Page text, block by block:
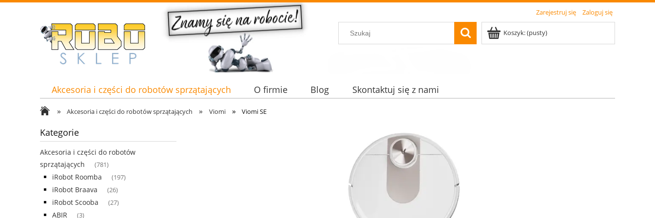
Zarejestruj się Zaloguj się
Koszyk:(pusty)
Akcesoria i części do robotów sprzątających O firmie Blog Skontaktuj się z nami
» Akcesoria i części do robotów sprzątających » Viomi » Viomi SE
Kategorie
Akcesoria i części do robotów
sprzątających
(781)
iRobot Roomba (197)
iRobot Braava (26)
iRobot Scooba (27)
ABIR (3)